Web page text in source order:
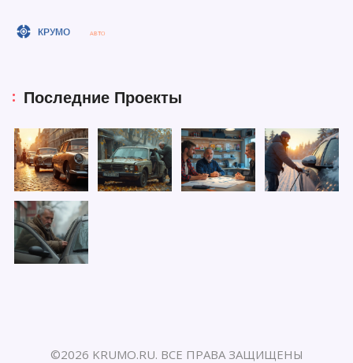
Последние Проекты
©2026 KRUMO.RU. ВСЕ ПРАВА ЗАЩИЩЕНЫ